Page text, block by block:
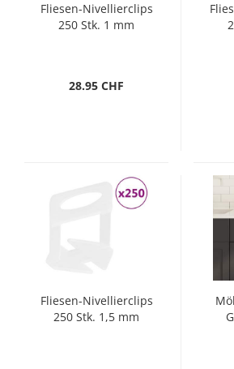
Fliesen-Nivellierclips
250 Stk. 1 mm
28.95 CHF
Fliesen-Nivellierclips
250 Stk. 1,5 mm